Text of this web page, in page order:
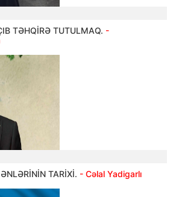
TƏHQİRƏ TUTULMAQ. -
TARİXİ. - Cəlal Yadigarlı